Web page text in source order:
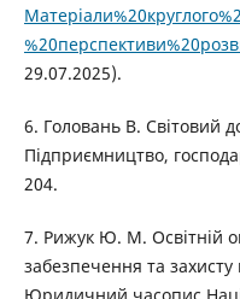
29.07.2025).
6. Головань В. Світовий
Підприємництво,
204.
7. Рижук Ю. М. Освітній
забезпечення та захисту